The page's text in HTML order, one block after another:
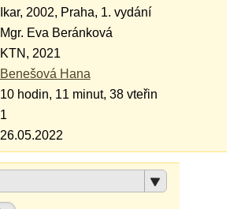
Ikar, 2002, Praha, 1. vydání
Mgr. Eva Beránková
KTN, 2021
Benešová Hana
10 hodin, 11 minut, 38 vteřin
1
26.05.2022